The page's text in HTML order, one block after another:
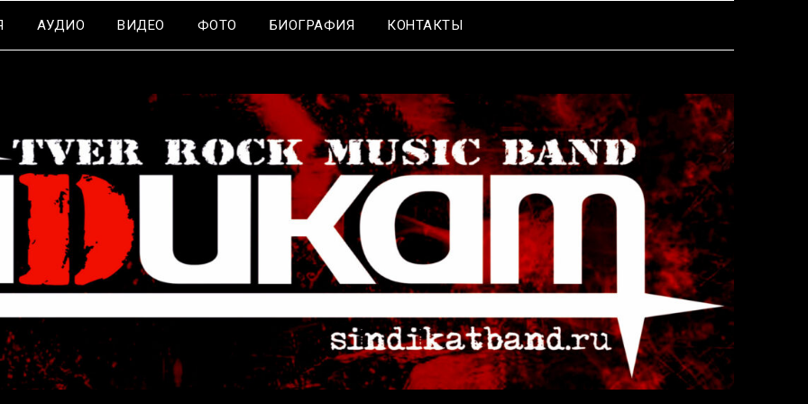
АУДИО ВИДЕО ФОТО БИОГРАФИЯ КОНТАКТЫ